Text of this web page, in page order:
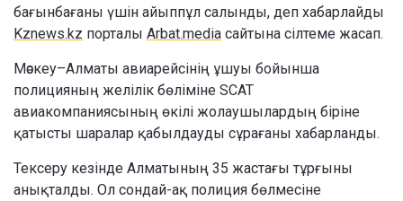
бағынбағаны үшін айыппұл салынды, деп хабарлайды
Kznews.kz порталы Arbat.media сайтына сілтеме жасап.
Мәскеу–Алматы авиарейсінің ұшуы бойынша
полицияның желілік бөліміне SCAT
авиакомпаниясының өкілі жолаушылардың біріне
қатысты шаралар қабылдауды сұрағаны хабарланды.
Тексеру кезінде Алматының 35 жастағы тұрғыны
анықталды. Ол сондай-ақ полиция бөлмесіне